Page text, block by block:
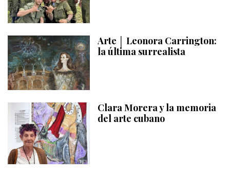
Arte │ Leonora Carrington:
la última surrealista
Clara Morera y la memoria
del arte cubano